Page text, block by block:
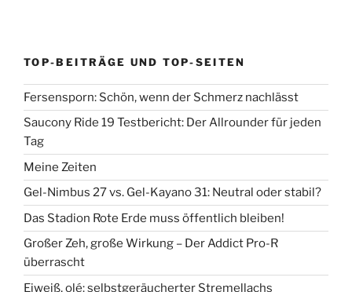
TOP-BEITRÄGE UND TOP-SEITEN
Fersensporn: Schön, wenn der Schmerz nachlässt
Saucony Ride 19 Testbericht: Der Allrounder für jeden
Tag
Meine Zeiten
Gel-Nimbus 27 vs. Gel-Kayano 31: Neutral oder stabil?
Das Stadion Rote Erde muss öffentlich bleiben!
Großer Zeh, große Wirkung – Der Addict Pro-R
überrascht
Eiweiß, olé: selbstgeräucherter Stremellachs